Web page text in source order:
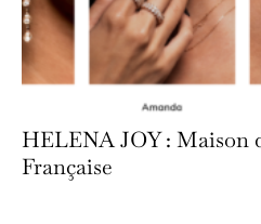
HELENA JOY : Maison
Française